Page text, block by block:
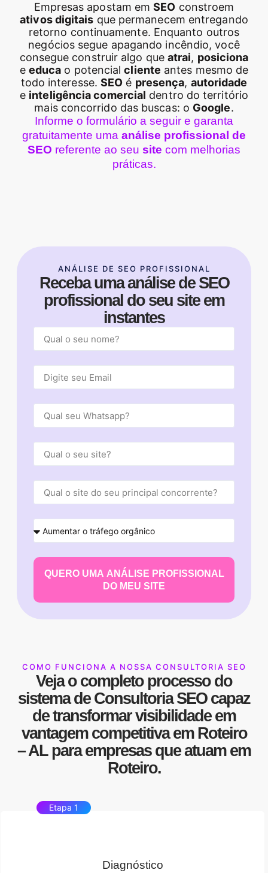
Empresas apostam emSEO constroem
ativos digitais que permanecem entregando
retorno continuamente. Enquanto outros
negócios segue apagando incêndio, você
consegue construir algo queatrai, posiciona
e educa o potencialcliente antes mesmo de
todo interesse.SEO é presença, autoridade
e inteligência comercial dentro do território
mais concorrido das buscas: o Google.
Informe o formulário a seguir e garanta
gratuitamente uma análise profissional de
SEO referente ao seu site com melhorias
práticas.
ANÁLISE DE SEO PROFISSIONAL
Receba uma análise de SEO
profissional do seu site em
instantes
QUERO UMA ANÁLISE PROFISSIONAL
DO MEU SITE
COMO FUNCIONA A NOSSA CONSULTORIA SEO
Veja o completo processo do
sistema de Consultoria SEOcapaz
de transformarvisibilidadeem
vantagem competitivaem Roteiro
– AL para empresas que atuam em
Roteiro.
Etapa 1
Diagnóstico